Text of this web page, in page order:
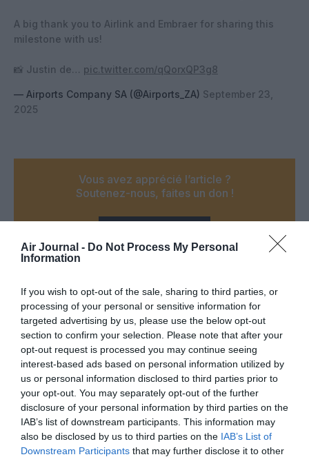
Air Journal - Do Not Process My Personal
Information
If you wish to opt-out of the sale, sharing to third parties, or
processing of your personal or sensitive information for
targeted advertising by us, please use the below opt-out
section to confirm your selection. Please note that after your
opt-out request is processed you may continue seeing
interest-based ads based on personal information utilized by
us or personal information disclosed to third parties prior to
your opt-out. You may separately opt-out of the further
disclosure of your personal information by third parties on the
IAB’s list of downstream participants. This information may
also be disclosed by us to third parties on the IAB’s List of
Downstream Participants that may further disclose it to other
A big thank you to Airlink and Embraer for sharing this
milestone with us!
📸 Justin de… pic.twitter.com/qQorxQP3g8
— Airports Company SA (@Airports_ZA) September 23,
2025
Vous avez apprécié l’article ?
Soutenez-nous, faites un don !
PARTAGER L'ARTICLE
FacebookTwitterPinterestLinkedInEmail Print
Aucun commentaire !